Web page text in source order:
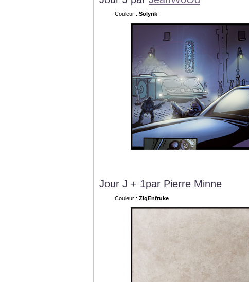
Couleur : Solynk
Jour J + 1par Pierre Minne
Couleur : ZigEnfruke